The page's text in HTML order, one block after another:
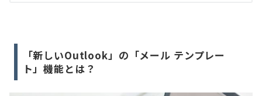
「新しいOutlook」の「メール テンプレー
ト」機能とは？